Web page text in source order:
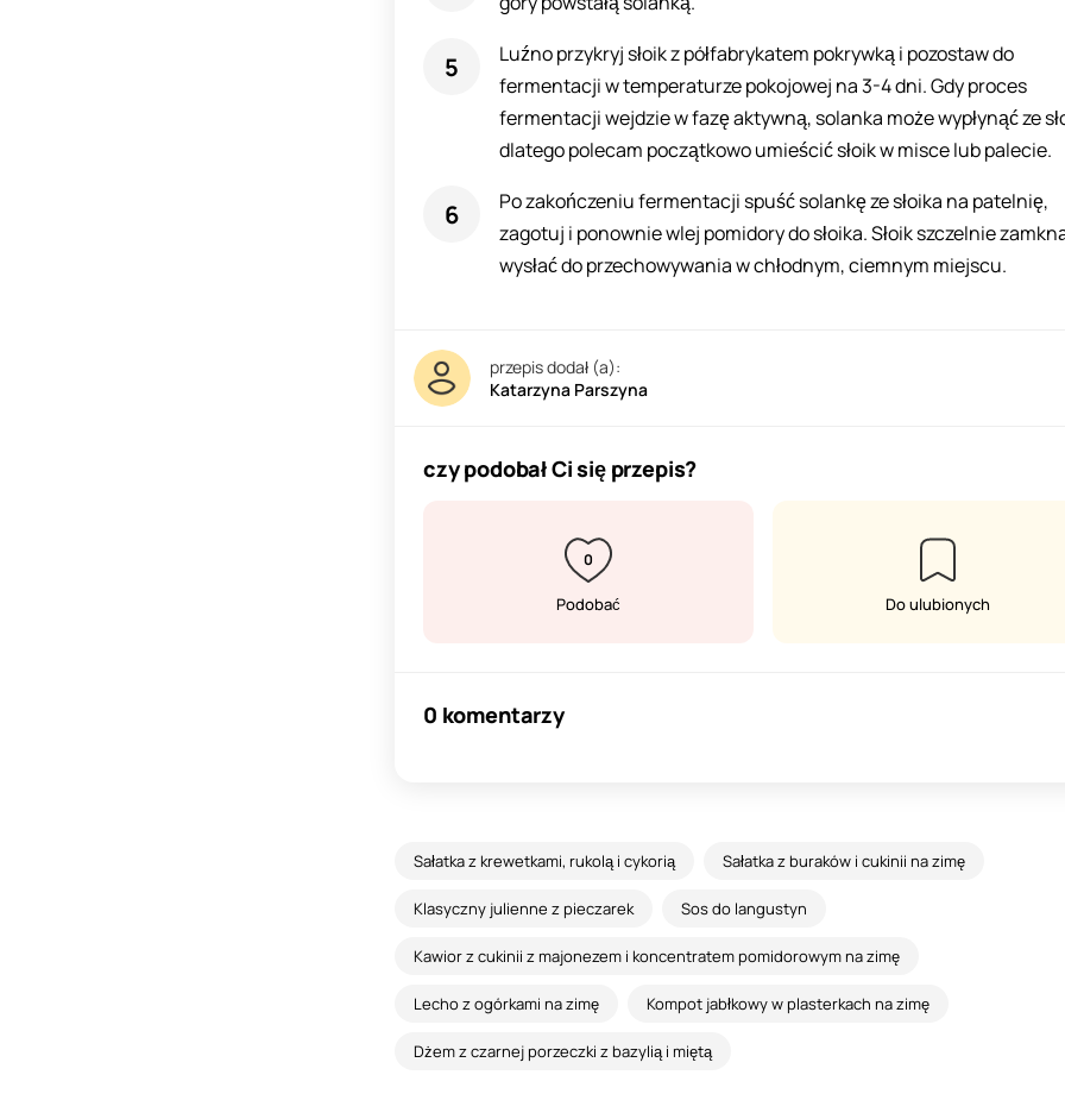
Luźno przykryj słoik z półfabrykatem pokrywką i pozostaw do
fermentacji w temperaturze pokojowej na 3-4 dni. Gdy proces
fermentacji wejdzie w fazę aktywną, solanka może wypłynąć ze
dlatego polecam początkowo umieścić słoik w misce lub palecie.
Po zakończeniu fermentacji spuść solankę ze słoika na patelnię,
zagotuj i ponownie wlej pomidory do słoika. Słoik szczelnie
wysłać do przechowywania w chłodnym, ciemnym miejscu.
przepis dodał (a):
Katarzyna Parszyna
czy podobał Ci się przepis?
0
Podobać Do ulubionych
0 komentarzy
Sałatka z krewetkami, rukolą i cykorią Sałatka z buraków i cukinii na zimę
Klasyczny julienne z pieczarek Sos do langustyn
Kawior z cukinii z majonezem i koncentratem pomidorowym na zimę
Lecho z ogórkami na zimę Kompot jabłkowy w plasterkach na zimę
Dżem z czarnej porzeczki z bazylią i miętą